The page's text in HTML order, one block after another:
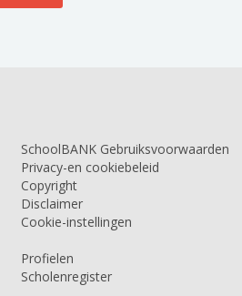
SchoolBANK Gebruiksvoorwaarden
Privacy-en cookiebeleid
Copyright
Disclaimer
Cookie-instellingen
Profielen
Scholenregister